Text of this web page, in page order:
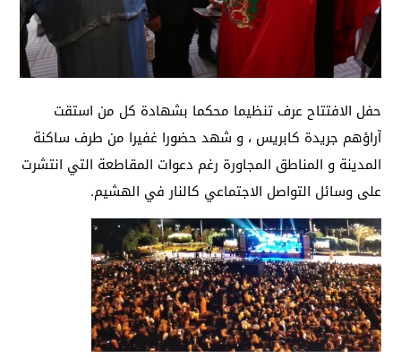
حفل الافتتاح عرف تنظيما محكما بشهادة كل من استقت
آراؤهم جريدة كابريس ، و شهد حضورا غفيرا من طرف ساكنة
المدينة و المناطق المجاورة رغم دعوات المقاطعة التي انتشرت
على وسائل التواصل الاجتماعي كالنار في الهشيم.